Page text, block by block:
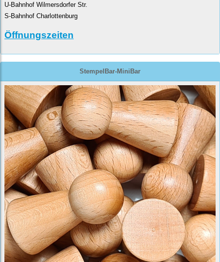
U-Bahnhof Wilmersdorfer Str.
S-Bahnhof Charlottenburg
Öffnungszeiten
StempelBar-MiniBar